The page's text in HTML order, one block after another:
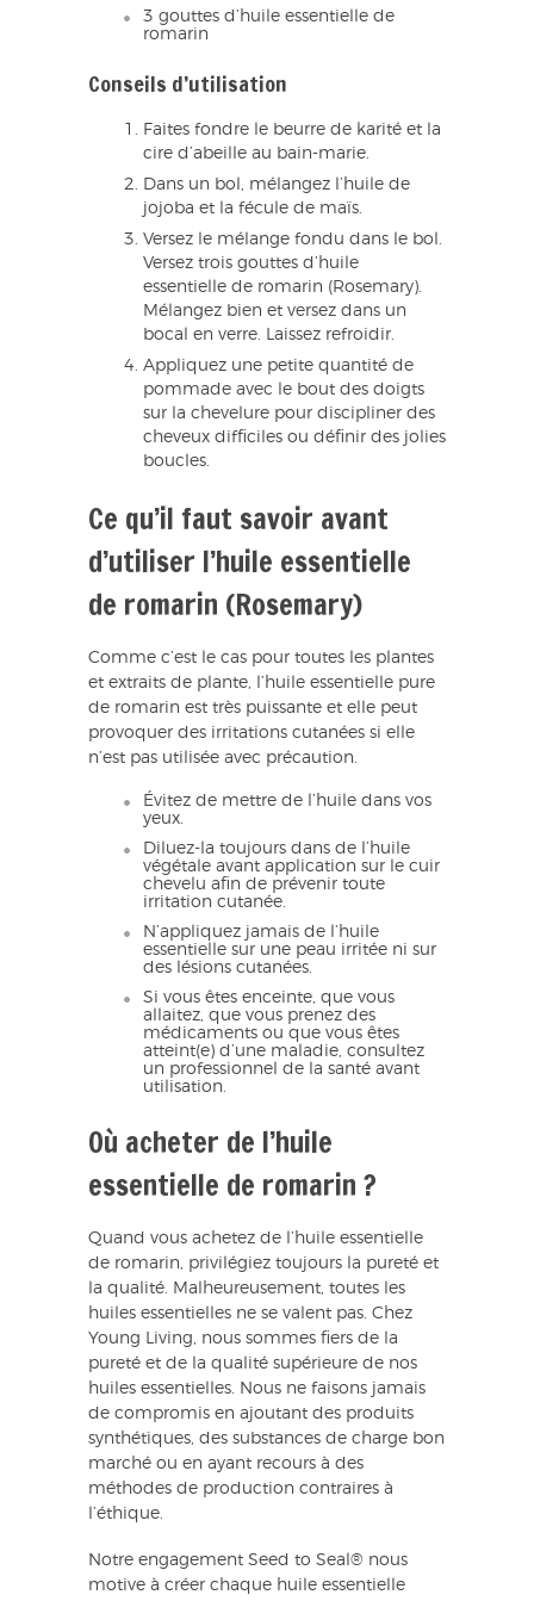
3 gouttes d’huile essentielle de
romarin
Conseils d’utilisation
Faites fondre le beurre de karité et la
cire d’abeille au bain-marie.
Dans un bol, mélangez l’huile de
jojoba et la fécule de maïs.
Versez le mélange fondu dans le bol.
Versez trois gouttes d’huile
essentielle de romarin (Rosemary).
Mélangez bien et versez dans un
bocal en verre. Laissez refroidir.
Appliquez une petite quantité de
pommade avec le bout des doigts
sur la chevelure pour discipliner des
cheveux difficiles ou définir des jolies
boucles.
Ce qu’il faut savoir avant
d’utiliser l’huile essentielle
de romarin (Rosemary)
Comme c’est le cas pour toutes les plantes
et extraits de plante, l’huile essentielle pure
de romarin est très puissante et elle peut
provoquer des irritations cutanées si elle
n’est pas utilisée avec précaution.
Évitez de mettre de l’huile dans vos
yeux.
Diluez-la toujours dans de l’huile
végétale avant application sur le cuir
chevelu afin de prévenir toute
irritation cutanée.
N’appliquez jamais de l’huile
essentielle sur une peau irritée ni sur
des lésions cutanées.
Si vous êtes enceinte, que vous
allaitez, que vous prenez des
médicaments ou que vous êtes
atteint(e) d’une maladie, consultez
un professionnel de la santé avant
utilisation.
Où acheter de l’huile
essentielle de romarin ?
Quand vous achetez de l’huile essentielle
de romarin, privilégiez toujours la pureté et
la qualité. Malheureusement, toutes les
huiles essentielles ne se valent pas. Chez
Young Living, nous sommes fiers de la
pureté et de la qualité supérieure de nos
huiles essentielles. Nous ne faisons jamais
de compromis en ajoutant des produits
synthétiques, des substances de charge bon
marché ou en ayant recours à des
méthodes de production contraires à
l’éthique.
Notre engagement Seed to Seal® nous
motive à créer chaque huile essentielle